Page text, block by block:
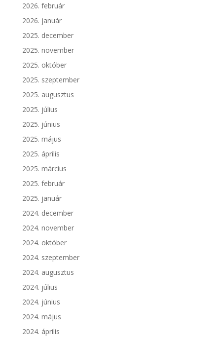
2026. február
2026. január
2025. december
2025. november
2025. október
2025. szeptember
2025. augusztus
2025. július
2025. június
2025. május
2025. április
2025. március
2025. február
2025. január
2024. december
2024. november
2024. október
2024. szeptember
2024. augusztus
2024. július
2024. június
2024. május
2024. április